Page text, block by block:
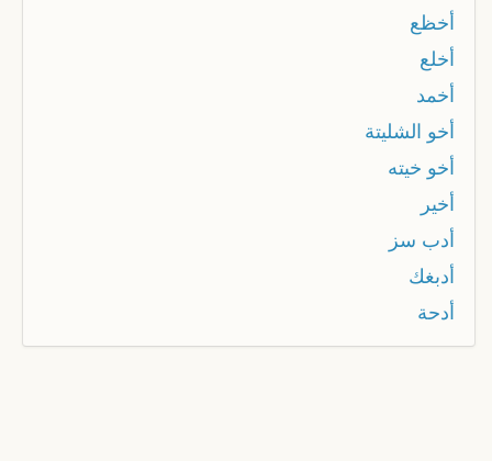
أخظع
أخلع
أخمد
أخو الشليتة
أخو خيته
أخير
أدب سز
أدبغك
أدحة